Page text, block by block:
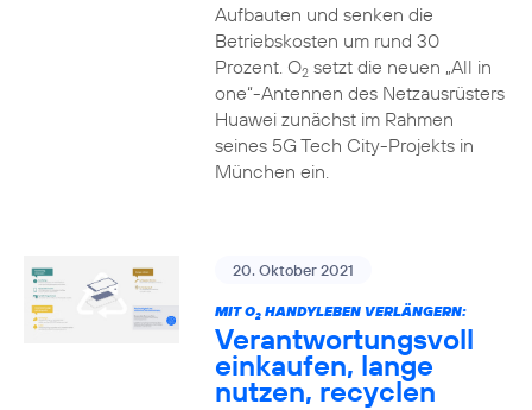
Aufbauten und senken die
Betriebskosten um rund 30
Prozent. O2setzt die neuen „All in
one“-Antennen des Netzausrüsters
Huawei zunächst im Rahmen
seines 5G Tech City-Projekts in
München ein.
20. Oktober 2021
MIT O2HANDYLEBEN VERLÄNGERN:
Verantwortungsvoll
einkaufen, lange
nutzen, recyclen